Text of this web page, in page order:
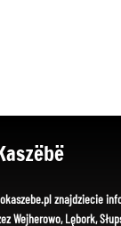
znajdziecie
Wejherowo, Lębork,